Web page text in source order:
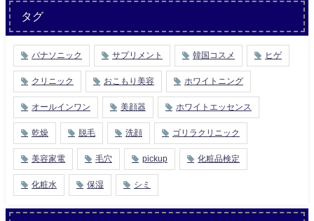
タグ
パナソニック サプリメント 韓国コスメ ヒゲ
クリニック おこもり美容 ホワイトニング
オールインワン 美顔器 ホワイトエッセンス
乾燥 脱毛 洗顔 ゴリラクリニック
美容家電 毛穴 pickup 化粧品検定
化粧水 保湿 シミ